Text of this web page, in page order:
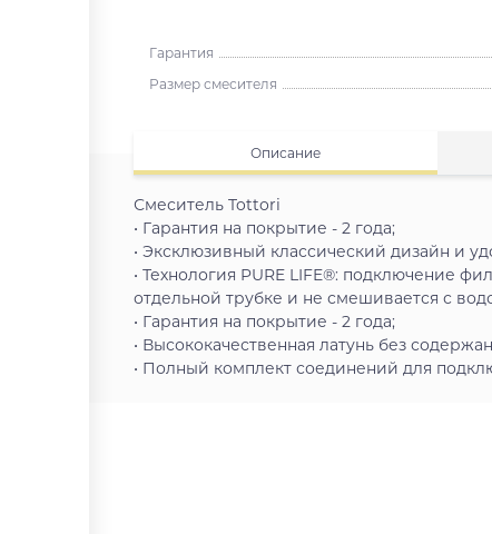
Гарантия
Размер смесителя
Описание
Смеситель Tottori
• Гарантия на покрытие - 2 года;
• Эксклюзивный классический дизайн и
• Технология PURE LIFE®: подключение
отдельной трубке и не смешивается с
• Гарантия на покрытие - 2 года;
• Высококачественная латунь без
• Полный комплект соединений для